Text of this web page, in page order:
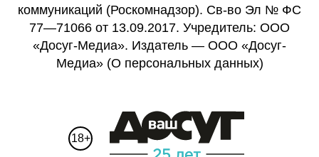
коммуникаций (Роскомнадзор). Св-во Эл № ФС
77—71066 от 13.09.2017. Учредитель: ООО
«Досуг-Медиа». Издатель — ООО «Досуг-
Медиа» (О персональных данных)
18+